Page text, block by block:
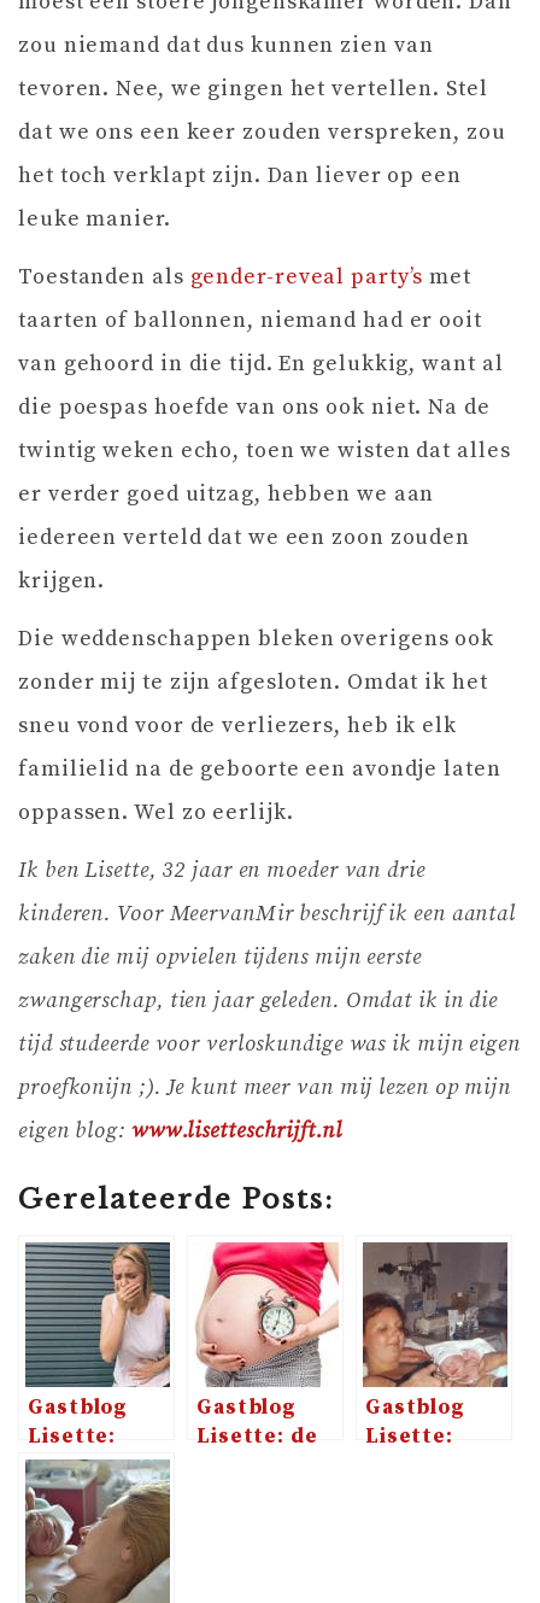
zou niemand dat dus kunnen zien van
tevoren. Nee, we gingen het vertellen. Stel
dat we ons een keer zouden verspreken, zou
het toch verklapt zijn. Dan liever op een
leuke manier.
Toestanden als gender-reveal party’s met
taarten of ballonnen, niemand had er ooit
van gehoord in die tijd. En gelukkig, want al
die poespas hoefde van ons ook niet. Na de
twintig weken echo, toen we wisten dat alles
er verder goed uitzag, hebben we aan
iedereen verteld dat we een zoon zouden
krijgen.
Die weddenschappen bleken overigens ook
zonder mij te zijn afgesloten. Omdat ik het
sneu vond voor de verliezers, heb ik elk
familielid na de geboorte een avondje laten
oppassen. Wel zo eerlijk.
Ik ben Lisette, 32 jaar en moeder van drie
kinderen. Voor MeervanMir beschrijf ik een aantal
zaken die mij opvielen tijdens mijn eerste
zwangerschap, tien jaar geleden. Omdat ik in die
tijd studeerde voor verloskundige was ik mijn eigen
proefkonijn ;). Je kunt meer van mij lezen op mijn
eigen blog: www.lisetteschrijft.nl
Gerelateerde Posts:
Gastblog
Lisette:
zwangerschapsmisselijkheid
Gastblog
Lisette: de
Gastblog
Lisette: